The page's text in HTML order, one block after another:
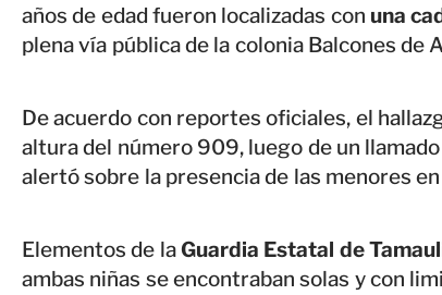
años de edad fueron localizadas con una
plena vía pública de la colonia Balcones de
De acuerdo con reportes oficiales, el
altura del número 909, luego de un
alertó sobre la presencia de las menores
Elementos de laGuardia Estatal de
ambas niñas se encontraban solas y con